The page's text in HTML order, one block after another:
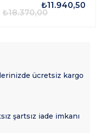
₺11.940,50
₺18.370,00
ücretsiz kargo
şartsız iade imkanı